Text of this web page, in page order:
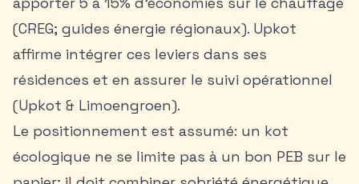
(CREG; guides énergie régionaux). Upkot
affirme intégrer ces leviers dans ses
résidences et en assurer le suivi opérationnel
(Upkot & Limoengroen).
Le positionnement est assumé: un kot
écologique ne se limite pas à un bon PEB sur le